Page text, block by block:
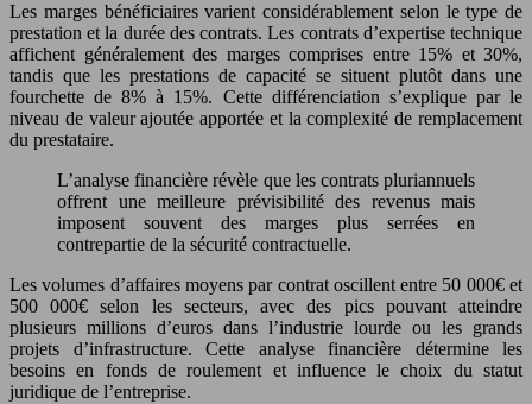
Les marges bénéficiaires varient considérablement selon le type de
prestation et la durée des contrats. Les contrats d’expertise technique
affichent généralement des marges comprises entre 15% et 30%,
tandis que les prestations de capacité se situent plutôt dans une
fourchette de 8% à 15%. Cette différenciation s’explique par le
niveau de valeur ajoutée apportée et la complexité de remplacement
du prestataire.
L’analyse financière révèle que les contrats pluriannuels
offrent une meilleure prévisibilité des revenus mais
imposent souvent des marges plus serrées en
contrepartie de la sécurité contractuelle.
Les volumes d’affaires moyens par contrat oscillent entre 50 000€ et
500 000€ selon les secteurs, avec des pics pouvant atteindre
plusieurs millions d’euros dans l’industrie lourde ou les grands
projets d’infrastructure. Cette analyse financière détermine les
besoins en fonds de roulement et influence le choix du statut
juridique de l’entreprise.